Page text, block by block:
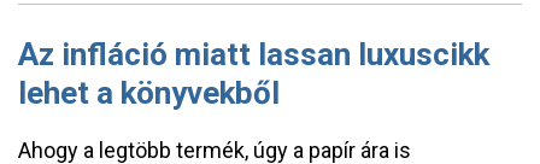
Az infláció miatt lassan luxuscikk
lehet a könyvekből
Ahogy a legtöbb termék, úgy a papír ára is